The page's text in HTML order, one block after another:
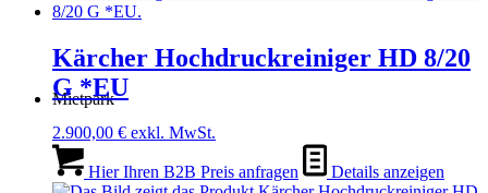
Mietpark
Kärcher Hochdruckreiniger HD 8/20
G *EU
2.900,00 € exkl. MwSt.
Hier Ihren B2B Preis anfragen Details anzeigen